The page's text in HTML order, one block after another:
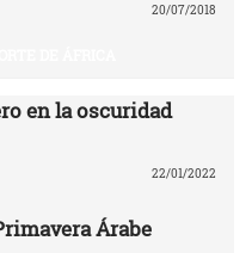
20/07/2018
en la oscuridad
22/01/2022
Árabe